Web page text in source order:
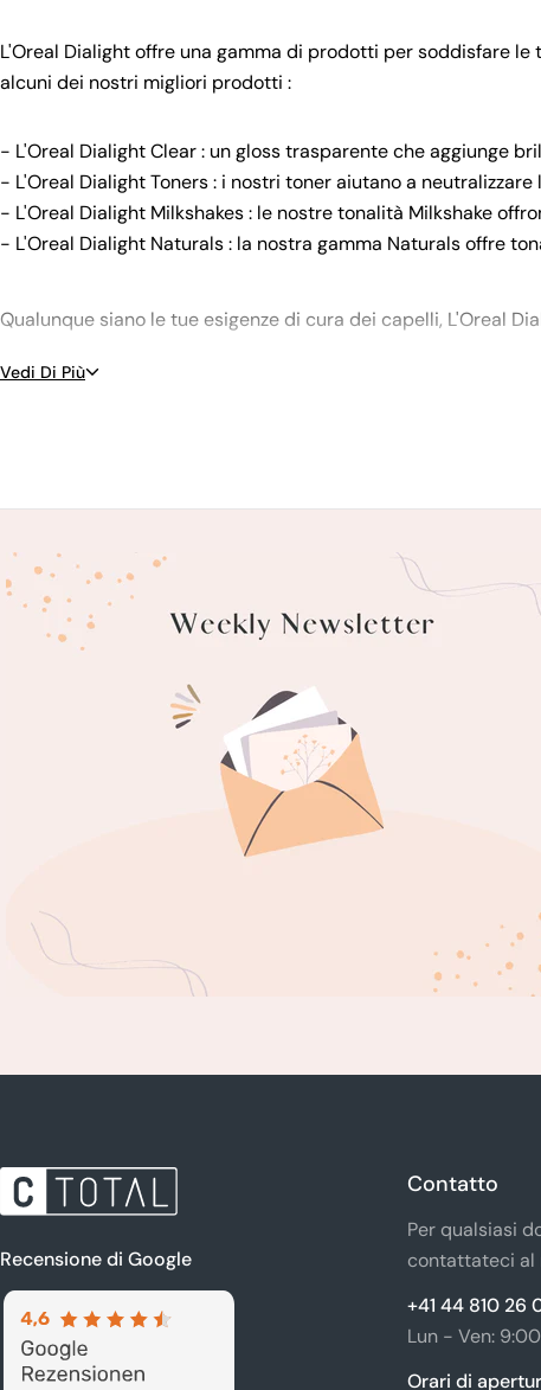
L'Oreal Dialight offre una gamma di prodotti per soddisfare
alcuni dei nostri migliori prodotti :
- L'Oreal Dialight Clear : un gloss trasparente che aggiunge
- L'Oreal Dialight Toners : i nostri toner aiutano a
- L'Oreal Dialight Milkshakes : le nostre tonalità Milkshake
- L'Oreal Dialight Naturals : la nostra gamma Naturals offre
Qualunque siano le tue esigenze di cura dei capelli, L'Oreal
Vedi Di Più
Recensione di Google
Contatto
Per qualsiasi
contattateci al
+41 44 810 26
Lun - Ven:
Orari di